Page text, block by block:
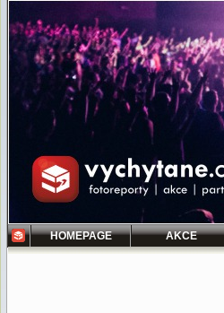
HOMEPAGE AKCE